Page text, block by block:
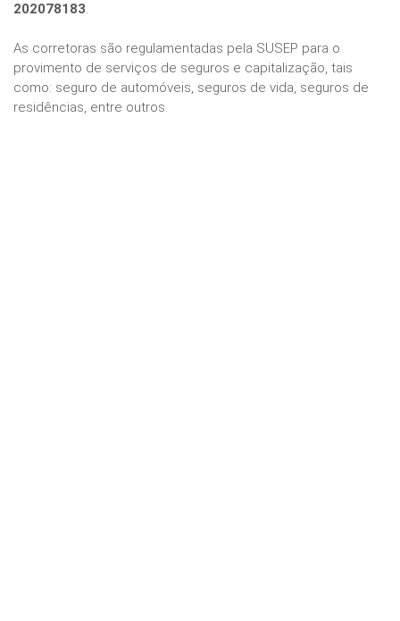
202078183.
As corretoras são regulamentadas pela SUSEP para o
provimento de serviços de seguros e capitalização, tais
como: seguro de automóveis, seguros de vida, seguros de
residências, entre outros.